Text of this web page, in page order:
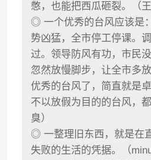
憋，也能把西瓜砸裂。（王
◎ 一个优秀的台风应该是
势凶猛，全市停工停课。
过。领导防风有功，市民
忽然放慢脚步，让全市多
优秀的台风了，简直就是
不以放假为目的的台风，
臭）
◎ 一整理旧东西，就是在
失败的生活的凭据。（